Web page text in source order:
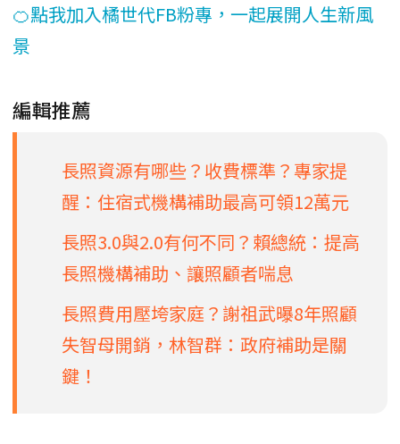
🍊點我加入橘世代FB粉專，一起展開人生新風
景
編輯推薦
長照資源有哪些？收費標準？專家提
醒：住宿式機構補助最高可領12萬元
長照3.0與2.0有何不同？賴總統：提高
長照機構補助、讓照顧者喘息
長照費用壓垮家庭？謝祖武曝8年照顧
失智母開銷，林智群：政府補助是關
鍵！